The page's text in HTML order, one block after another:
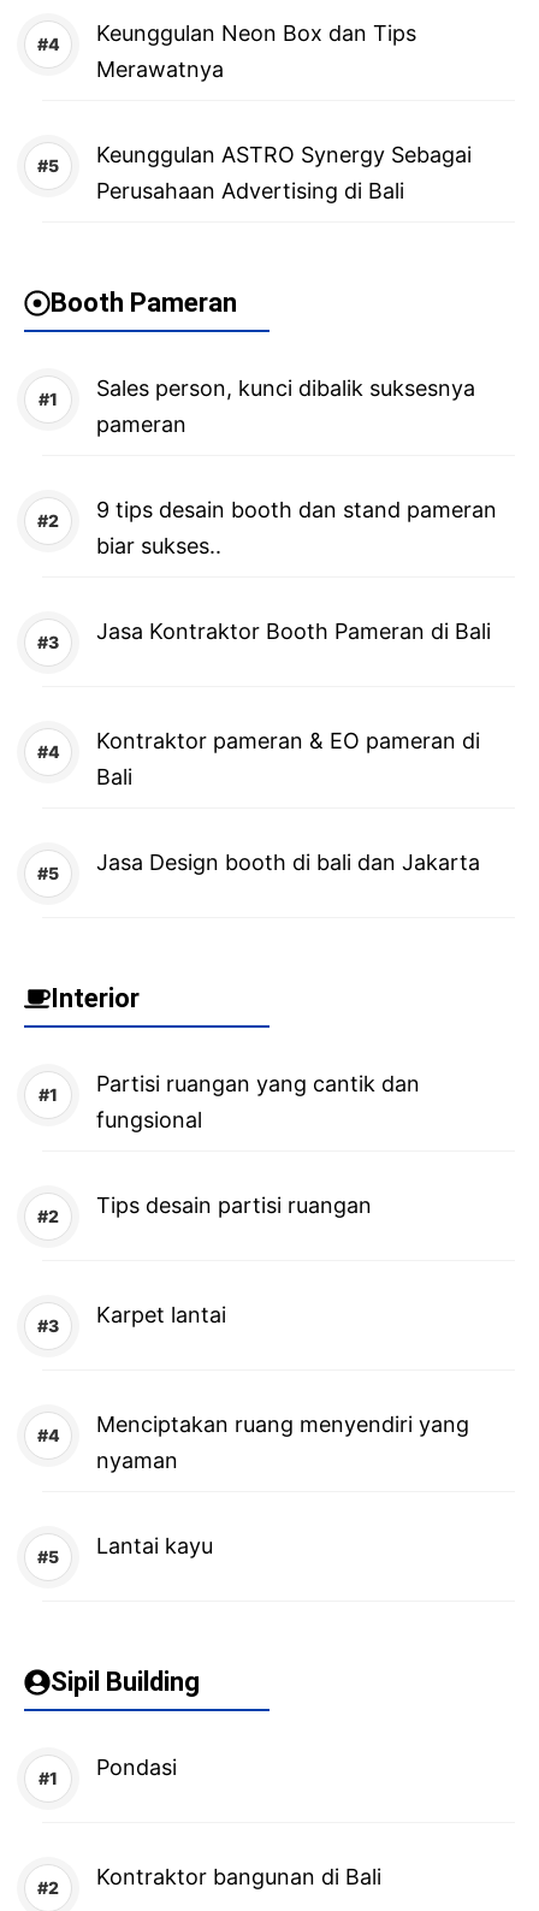
Keunggulan Neon Box dan Tips
Merawatnya
Keunggulan ASTRO Synergy Sebagai
Perusahaan Advertising di Bali
Booth Pameran
Sales person, kunci dibalik suksesnya
pameran
9 tips desain booth dan stand pameran
biar sukses..
Jasa Kontraktor Booth Pameran di Bali
Kontraktor pameran & EO pameran di
Bali
Jasa Design booth di bali dan Jakarta
Interior
Partisi ruangan yang cantik dan
fungsional
Tips desain partisi ruangan
Karpet lantai
Menciptakan ruang menyendiri yang
nyaman
Lantai kayu
Sipil Building
Pondasi
Kontraktor bangunan di Bali